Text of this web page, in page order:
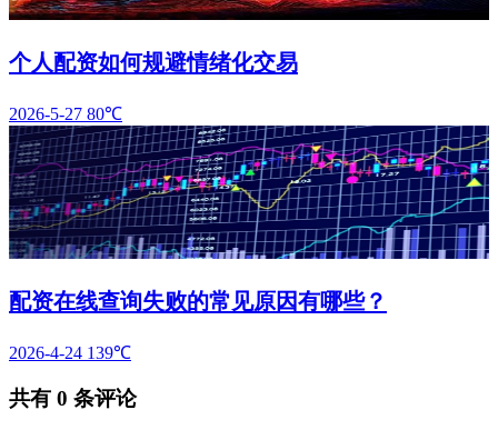
个人配资如何规避情绪化交易
2026-5-27 80℃
配资在线查询失败的常见原因有哪些？
2026-4-24 139℃
共有 0 条评论